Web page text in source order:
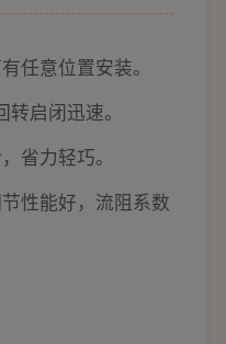
任意位置安装。
转启闭迅速。
省力轻巧。
性能好，流阻系数